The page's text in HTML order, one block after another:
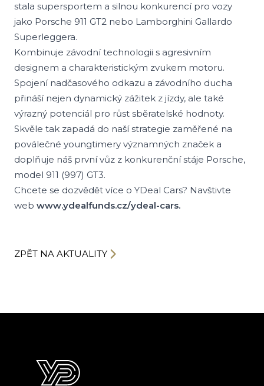
stala supersportem a silnou konkurencí pro vozy
jako Porsche 911 GT2 nebo Lamborghini Gallardo
Superleggera.
Kombinuje závodní technologii s agresivním
designem a charakteristickým zvukem motoru.
Spojení nadčasového odkazu a závodního ducha
přináší nejen dynamický zážitek z jízdy, ale také
výrazný potenciál pro růst sběratelské hodnoty.
Skvěle tak zapadá do naší strategie zaměřené na
poválečné youngtimery významných značek a
doplňuje náš první vůz z konkurenční stáje Porsche,
model 911 (997) GT3.
Chcete se dozvědět více o YDeal Cars? Navštivte
web www.ydealfunds.cz/ydeal-cars.
ZPĚT NA AKTUALITY